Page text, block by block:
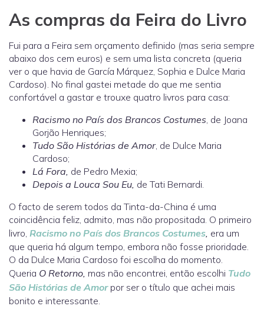
As compras da Feira do Livro
Fui para a Feira sem orçamento definido (mas seria sempre
abaixo dos cem euros) e sem uma lista concreta (queria
ver o que havia de García Márquez, Sophia e Dulce Maria
Cardoso). No final gastei metade do que me sentia
confortável a gastar e trouxe quatro livros para casa:
Racismo no País dos Brancos Costumes, de Joana
Gorjão Henriques;
Tudo São Histórias de Amor, de Dulce Maria
Cardoso;
Lá Fora, de Pedro Mexia;
Depois a Louca Sou Eu, de Tati Bernardi.
O facto de serem todos da Tinta-da-China é uma
coincidência feliz, admito, mas não propositada. O primeiro
livro, Racismo no País dos Brancos Costumes, era um
que queria há algum tempo, embora não fosse prioridade.
O da Dulce Maria Cardoso foi escolha do momento.
Queria O Retorno, mas não encontrei, então escolhi Tudo
São Histórias de Amor por ser o título que achei mais
bonito e interessante.